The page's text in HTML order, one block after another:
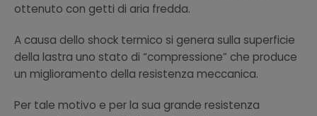
ottenuto con getti di aria fredda.
A causa dello shock termico si genera sulla superficie
della lastra uno stato di “compressione” che produce
un miglioramento della resistenza meccanica.
Per tale motivo e per la sua grande resistenza